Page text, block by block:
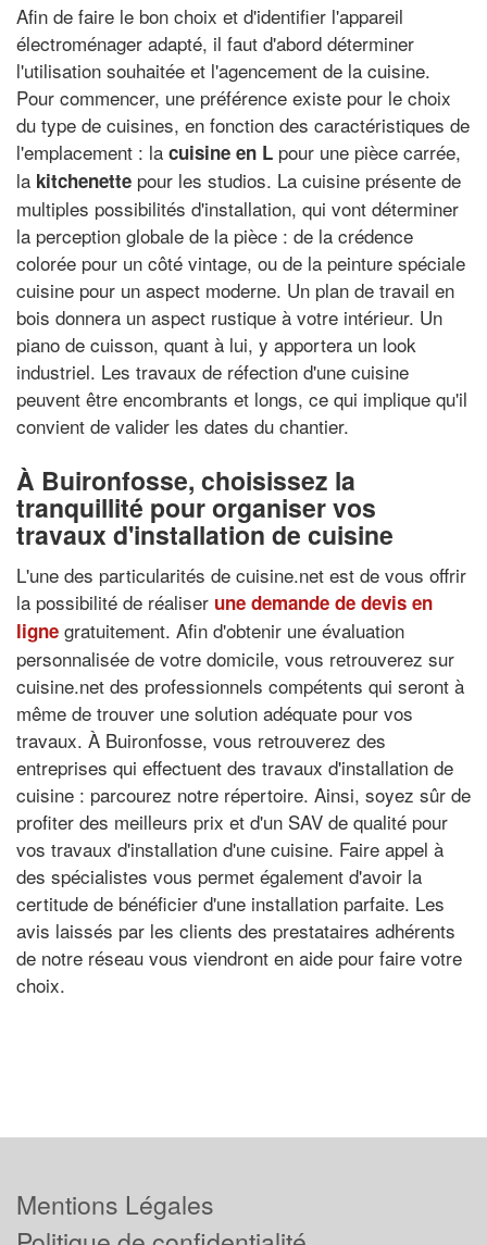
Afin de faire le bon choix et d'identifier l'appareil
électroménager adapté, il faut d'abord déterminer
l'utilisation souhaitée et l'agencement de la cuisine.
Pour commencer, une préférence existe pour le choix
du type de cuisines, en fonction des caractéristiques de
l'emplacement : la cuisine en L pour une pièce carrée,
la kitchenette pour les studios. La cuisine présente de
multiples possibilités d'installation, qui vont déterminer
la perception globale de la pièce : de la crédence
colorée pour un côté vintage, ou de la peinture spéciale
cuisine pour un aspect moderne. Un plan de travail en
bois donnera un aspect rustique à votre intérieur. Un
piano de cuisson, quant à lui, y apportera un look
industriel. Les travaux de réfection d'une cuisine
peuvent être encombrants et longs, ce qui implique qu'il
convient de valider les dates du chantier.
À Buironfosse, choisissez la
tranquillité pour organiser vos
travaux d'installation de cuisine
L'une des particularités de cuisine.net est de vous offrir
la possibilité de réaliser une demande de devis en
ligne gratuitement. Afin d'obtenir une évaluation
personnalisée de votre domicile, vous retrouverez sur
cuisine.net des professionnels compétents qui seront à
même de trouver une solution adéquate pour vos
travaux. À Buironfosse, vous retrouverez des
entreprises qui effectuent des travaux d'installation de
cuisine : parcourez notre répertoire. Ainsi, soyez sûr de
profiter des meilleurs prix et d'un SAV de qualité pour
vos travaux d'installation d'une cuisine. Faire appel à
des spécialistes vous permet également d'avoir la
certitude de bénéficier d'une installation parfaite. Les
avis laissés par les clients des prestataires adhérents
de notre réseau vous viendront en aide pour faire votre
choix.
Mentions Légales